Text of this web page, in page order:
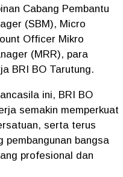
Cabang Pembantu
(SBM), Micro
Officer Mikro
(MRR), para
BRI BO Tarutung.
ini, BRI BO
semakin memperkuat
serta terus
pembangunan bangsa
profesional dan